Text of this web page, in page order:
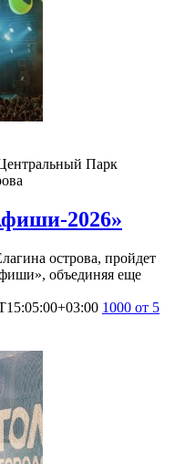
Парк
2026»
острова, пройдет
объединяя еще
1000 от 5